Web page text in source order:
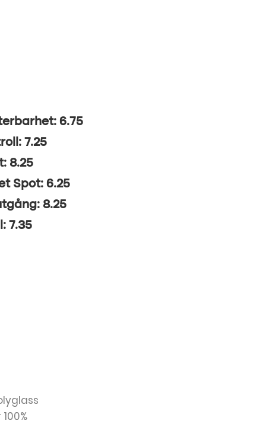
6.75
7.25
8.25
Spot: 6.25
8.25
7.35